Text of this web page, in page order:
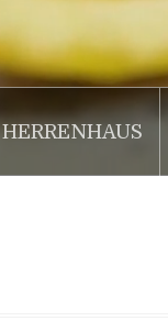
HERRENHAUS